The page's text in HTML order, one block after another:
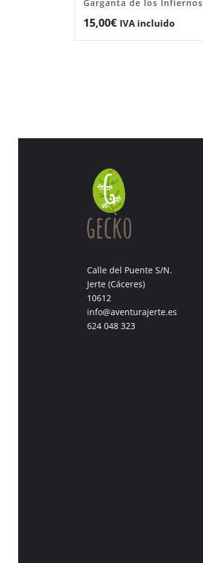
Garganta de los Infiernos
15,00€ IVA incluido
Calle del Puente S/N.
Jerte (Cáceres)
10612
info@aventurajerte.es
624 048 323